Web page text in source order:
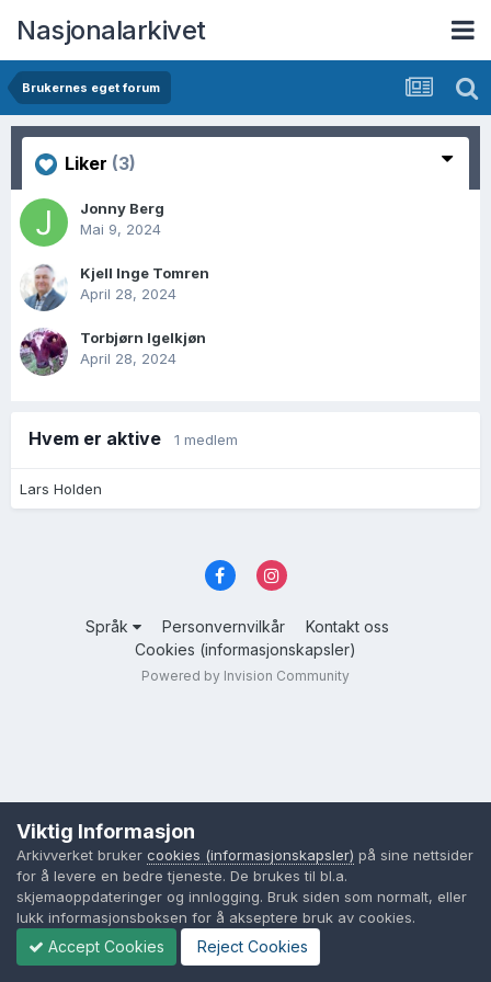
Nasjonalarkivet
Brukernes eget forum
Liker (3)
Jonny Berg
Mai 9, 2024
Kjell Inge Tomren
April 28, 2024
Torbjørn Igelkjøn
April 28, 2024
Hvem er aktive 1 medlem
Lars Holden
Språk Personvernvilkår
Kontakt oss
Cookies (informasjonskapsler)
Powered by Invision Community
Viktig Informasjon
Arkivverket bruker cookies (informasjonskapsler) på sine nettsider
for å levere en bedre tjeneste. De brukes til bl.a.
skjemaoppdateringer og innlogging. Bruk siden som normalt, eller
lukk informasjonsboksen for å akseptere bruk av cookies.
Accept Cookies Reject Cookies